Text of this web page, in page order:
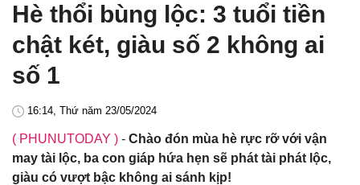
Hè thổi bùng lộc: 3 tuổi tiền
chật két, giàu số 2 không ai
số 1
16:14, Thứ năm 23/05/2024
( PHUNUTODAY ) - Chào đón mùa hè rực rỡ với vận
may tài lộc, ba con giáp hứa hẹn sẽ phát tài phát lộc,
giàu có vượt bậc không ai sánh kịp!